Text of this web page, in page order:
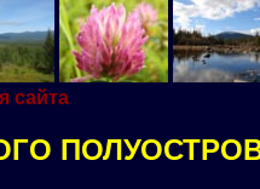
сайта